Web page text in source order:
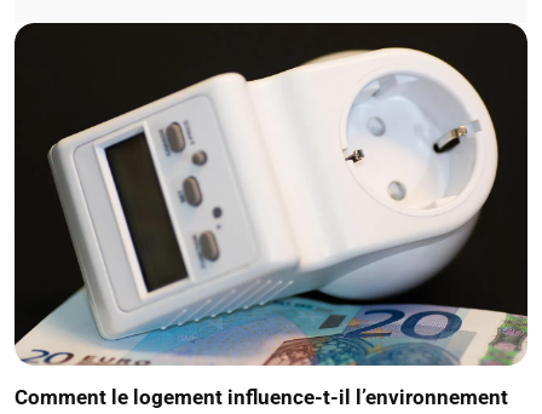
Comment le logement influence-t-il l’environnement